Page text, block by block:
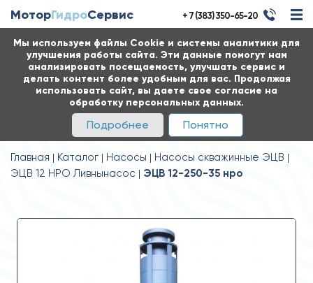
Мы используем файлы Cookie и системы аналитики для
улучшения работы сайта. Эти данные помогут нам
анализировать посещаемость, улучшать сервис и
делать контент более удобным для вас. Продолжая
использовать сайт, вы даете свое согласие на
обработку персональных данных.
Подробнее Понятно
МоторГидроСервис + 7 (383) 350-65-20
Главная Каталог Насосы
Насосы скважинные ЭЦВ
ЭЦВ 12 НРО Ливнынасос
ЭЦВ 12-250-35 нро